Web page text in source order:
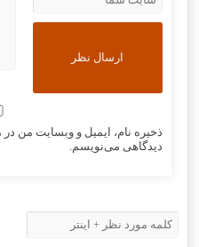
ذخیره نام، ایمیل و وبسایت من در
دیدگاهی می‌نویسم.